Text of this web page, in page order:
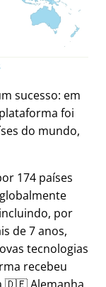
sucesso: em
foi
do mundo,
174 países
por
de 7 anos,
tecnologias
recebeu